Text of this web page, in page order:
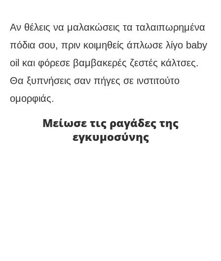
Αν θέλεις να μαλακώσεις τα ταλαιπωρημένα
πόδια σου, πριν κοιμηθείς άπλωσε λίγο baby
oil και φόρεσε βαμβακερές ζεστές κάλτσες.
Θα ξυπνήσεις σαν πήγες σε ινστιτούτο
ομορφιάς.
Μείωσε τις ραγάδες της
εγκυμοσύνης